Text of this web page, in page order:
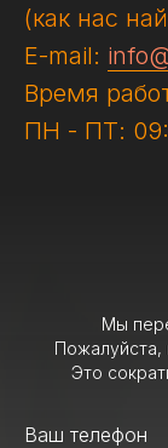
(как нас
E-mail:
Время
ПН - ПТ:
Мы
Пожалуйста,
Это
Ваш телефон